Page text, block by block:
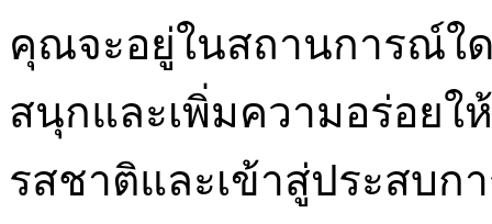
คุณจะอยู่ในสถานการณ์ใ
สนุกและเพิ่มความอร่อยใ
รสชาติและเข้าสู่ประสบ